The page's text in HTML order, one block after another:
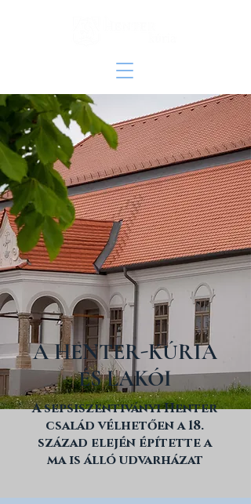
A HENTER-KÚRIA
ÉS LAKÓI
A sepsiszentiványi Henter
család vélhetően a 18.
század elején építette a
ma is álló udvarházat